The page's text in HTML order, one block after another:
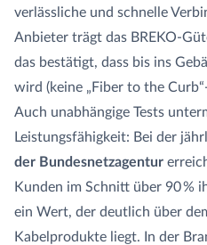
verlässliche und schnelle
Anbieter trägt das BREKO-
das bestätigt, dass bis ins
wird (keine „Fiber to the
Auch unabhängige Tests
Leistungsfähigkeit: Bei der
der Bundesnetzagentur
Kunden im Schnitt über 90 %
ein Wert, der deutlich über
Kabelprodukte liegt. In der